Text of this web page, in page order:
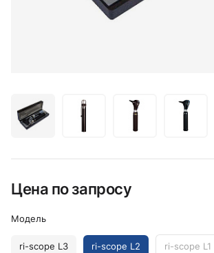
Цена по запросу
Модель
ri-scope L3 ri-scope L2 ri-scope L1